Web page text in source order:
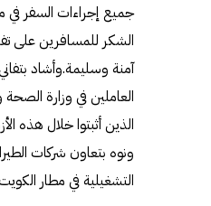
جميع إجراءات السفر في
الشكر للمسافرين على
آمنة وسليمة.وأشاد
العاملين في وزارة
الذين أثبتوا خلال هذه
ونوه بتعاون شركات
التشغيلية في مطار